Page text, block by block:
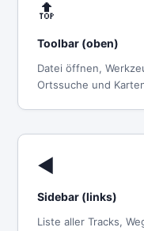
🔝
Toolbar (oben)
Datei öffnen,
Ortssuche und
◀
Sidebar (links)
Liste aller Tracks,